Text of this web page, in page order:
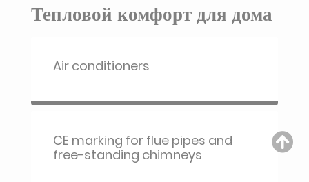
Тепловой комфорт для дома
Air conditioners
CE marking for flue pipes and
free-standing chimneys